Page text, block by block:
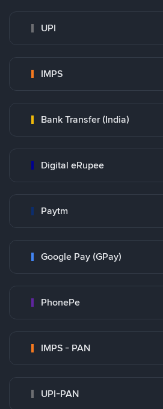
UPI
IMPS
Bank Transfer (India)
Digital eRupee
Paytm
Google Pay (GPay)
PhonePe
IMPS - PAN
UPI-PAN